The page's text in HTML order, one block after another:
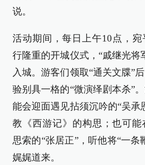
说。
活动期间，每日上午10点，
行隆重的开城仪式，“戚继光将
入城。游客们领取“通关文牒”
验别具一格的“微演绎剧本杀”
能会迎面遇见拈须沉吟的“吴承
教《西游记》的构思；也可能
思索的“张居正”，听他将“一条
娓娓道来。